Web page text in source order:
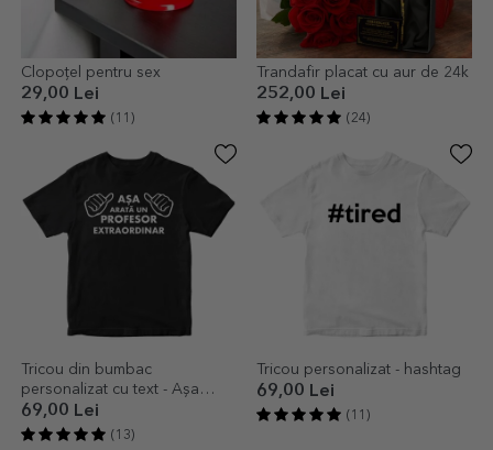
Clopoțel pentru sex
29,00 Lei
(11)
Trandafir placat cu aur de 24k
252,00 Lei
(24)
Tricou din bumbac
personalizat cu text - Așa
arată...
69,00 Lei
(13)
Tricou personalizat - hashtag
69,00 Lei
(11)